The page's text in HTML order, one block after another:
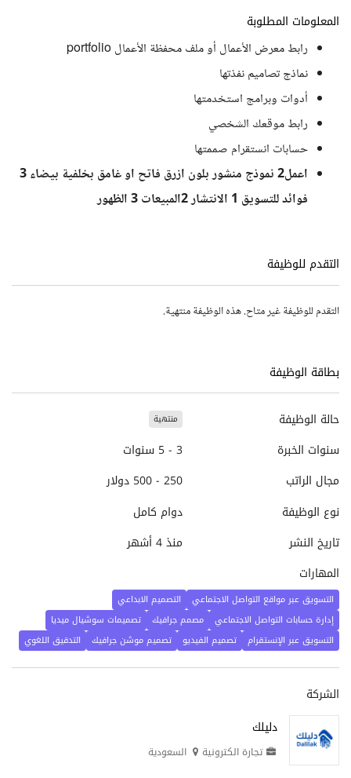
المعلومات المطلوبة
رابط معرض الأعمال أو ملف محفظة الأعمال portfolio
نماذج تصاميم نفذتها
أدوات وبرامج استخدمتها
رابط موقعك الشخصي
حسابات انستقرام صممتها
اعمل2 نموذج منشور بلون ازرق فاتح او غامق بخلفية بيضاء 3
فوائد للتسويق 1 الانتشار 2المبيعات 3 الظهور
التقدم للوظيفة
التقدم للوظيفة غير متاح. هذه الوظيفة منتهية.
بطاقة الوظيفة
حالة الوظيفة منتهية
سنوات الخبرة
3 - 5 سنوات
مجال الراتب
250 - 500 دولار
نوع الوظيفة
دوام كامل
تاريخ النشر
منذ 4 أشهر
المهارات
التسويق عبر مواقع التواصل الاجتماعي
التصميم الابداعي
إدارة حسابات التواصل الاجتماعي
مصمم جرافيك
تصميمات سوشيال ميديا
التسويق عبر الإنستقرام
تصميم الفيديو تصميم موشن جرافيك التدقيق اللغوي
الشركة
دليلك
تجارة الكترونية السعودية